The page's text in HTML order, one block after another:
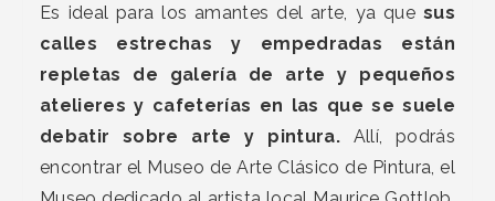
Es ideal para los amantes del arte, ya quesus
calles estrechas y empedradas están
repletas de galería de arte y pequeños
atelieres y cafeterías en las que se suele
debatir sobre arte y pintura. Allí, podrás
encontrar el Museo de Arte Clásico de Pintura, el